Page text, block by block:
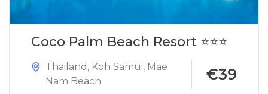
Coco Palm Beach Resort ⭐⭐⭐
Thailand , Koh Samui, Mae
Nam Beach
€39